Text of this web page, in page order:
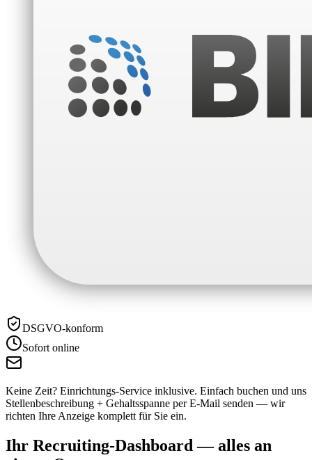
DSGVO-konform
Sofort online
Keine Zeit? Einrichtungs-Service inklusive. Einfach buchen und uns
Stellenbeschreibung + Gehaltsspanne per E-Mail senden — wir
richten Ihre Anzeige komplett für Sie ein.
Ihr Recruiting-Dashboard — alles an